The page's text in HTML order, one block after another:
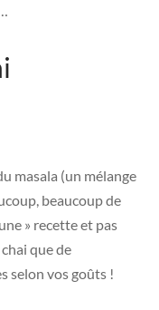
masala (un mélange
beaucoup de
» recette et pas
que de
selon vos goûts !